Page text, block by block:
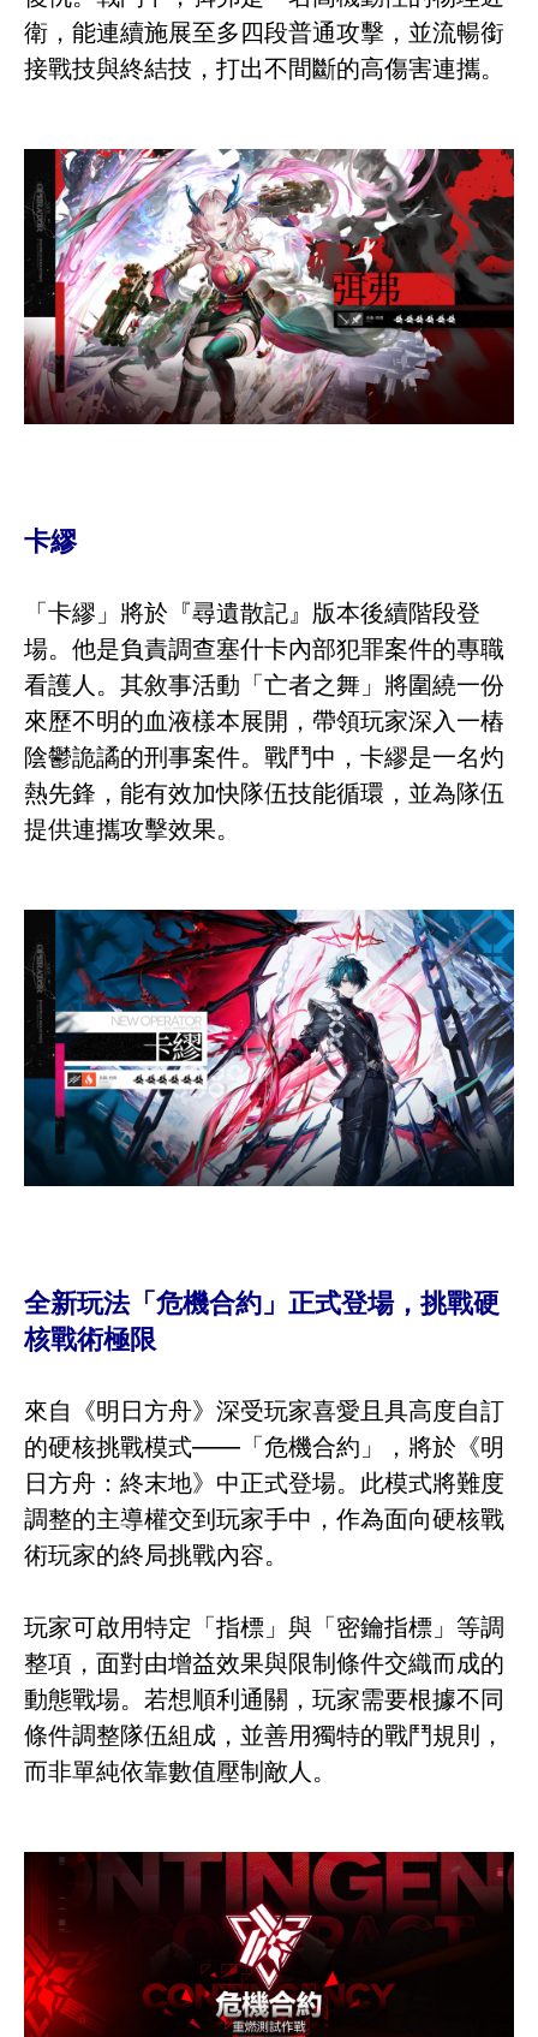
衛，能連續施展至多四段普通攻擊，並流暢銜
接戰技與終結技，打出不間斷的高傷害連攜。
卡繆
「卡繆」將於『尋遺散記』版本後續階段登
場。他是負責調查塞什卡內部犯罪案件的專職
看護人。其敘事活動「亡者之舞」將圍繞一份
來歷不明的血液樣本展開，帶領玩家深入一樁
陰鬱詭譎的刑事案件。戰鬥中，卡繆是一名灼
熱先鋒，能有效加快隊伍技能循環，並為隊伍
提供連攜攻擊效果。
全新玩法「危機合約」正式登場，挑戰硬
核戰術極限
來自《明日方舟》深受玩家喜愛且具高度自訂
的硬核挑戰模式——「危機合約」，將於《明
日方舟：終末地》中正式登場。此模式將難度
調整的主導權交到玩家手中，作為面向硬核戰
術玩家的終局挑戰內容。
玩家可啟用特定「指標」與「密鑰指標」等調
整項，面對由增益效果與限制條件交織而成的
動態戰場。若想順利通關，玩家需要根據不同
條件調整隊伍組成，並善用獨特的戰鬥規則，
而非單純依靠數值壓制敵人。